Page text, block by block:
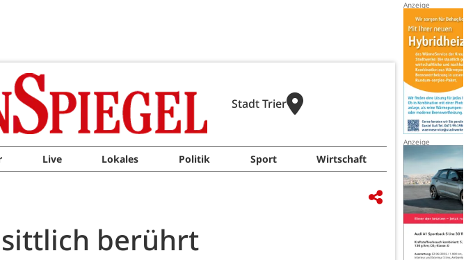
Stadt Trier
Live Lokales Politik Sport Wirtschaft
berührt